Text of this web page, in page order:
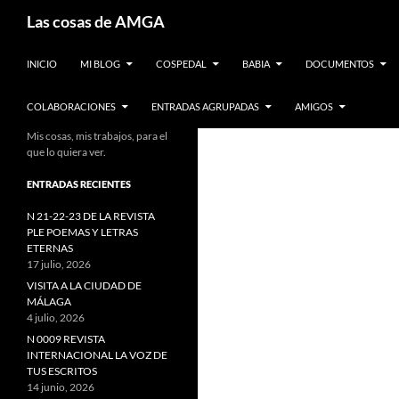
Las cosas de AMGA
INICIO MI BLOG COSPEDAL BABIA DOCUMENTOS
COLABORACIONES ENTRADAS AGRUPADAS AMIGOS
Mis cosas, mis trabajos, para el
que lo quiera ver.
ENTRADAS RECIENTES
N 21-22-23 DE LA REVISTA
PLE POEMAS Y LETRAS
ETERNAS
17 julio, 2026
VISITA A LA CIUDAD DE
MÁLAGA
4 julio, 2026
N 0009 REVISTA
INTERNACIONAL LA VOZ DE
TUS ESCRITOS
14 junio, 2026